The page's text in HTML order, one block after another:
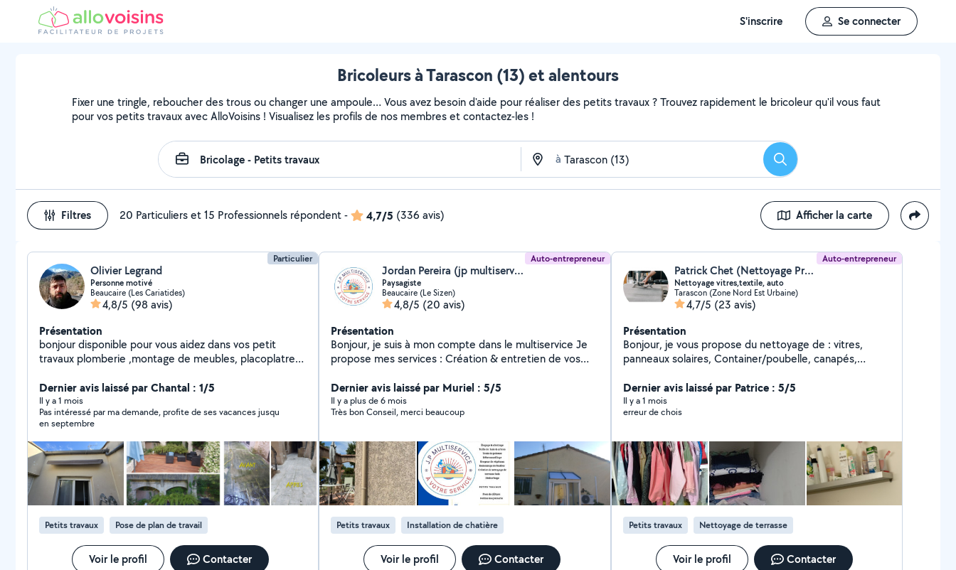
S'inscrire Se connecter
Bricoleurs à Tarascon (13) et alentours
Fixer une tringle, reboucher des trous ou changer une ampoule… Vous avez besoin d'aide pour réaliser des petits travaux ? Trouvez rapidement le bricoleur qu'il vous faut
pour vos petits travaux avec AlloVoisins ! Visualisez les profils de nos membres et contactez-les !
à Rechercher
Filtres 20 Particuliers et 15 Professionnels répondent- 4,7/5 (336 avis) Afficher la carte
Particulier
Olivier Legrand
Personne motivé
Beaucaire (Les Cariatides)
4,8/5 (98 avis)
Présentation
bonjour disponible pour vous aidez dans vos petit
travaux plomberie ,montage de meubles, placoplatre
stratifié ou pvc débouchage de canalisations
,électricité a votre service cordialement
Dernier avis laissé par Chantal : 1/5
Il y a 1 mois
Pas intéressé par ma demande, profite de ses vacances jusqu
en septembre
Petits travaux Pose de plan de travail
Voir le profil Contacter
Auto-entrepreneur
Jordan Pereira (jp multiservice)
Paysagiste
Beaucaire (Le Sizen)
4,8/5 (20 avis)
Présentation
Bonjour, je suis à mon compte dans le multiservice Je
propose mes services : Création & entretien de vos
arbres Tondre votre pelouse / Débroussaillage Broyeur
de végétaux / Ramassage de feuilles Création &
Nettoyage de terrasse bois Création terrain de
Et encore plus de services a la demande Je reste à
votre disposition pour toutes demandes devis gratuit
Siret: 93199457800017.
Dernier avis laissé par Muriel : 5/5
Il y a plus de 6 mois
Très bon Conseil, merci beaucoup
Petits travaux Installation de chatière
Voir le profil Contacter
Auto-entrepreneur
Patrick Chet (Nettoyage Provence)
Nettoyage vitres,textile, auto
Tarascon (Zone Nord Est Urbaine)
4,7/5 (23 avis)
Présentation
Bonjour, je vous propose du nettoyage de : vitres,
panneaux solaires, Container/poubelle, canapés,
avec du matériel Pro, (Aspirateur injecteur extracteur,
générateur à vapeur, brosses sur visseuse, produits, kit
Unger pour nettoyer les vitres, etc..) je suis équipé
tringle, support tv, lits, Armoires, etc...
Dernier avis laissé par Patrice : 5/5
Il y a 1 mois
erreur de chois
Petits travaux Nettoyage de terrasse
Voir le profil Contacter